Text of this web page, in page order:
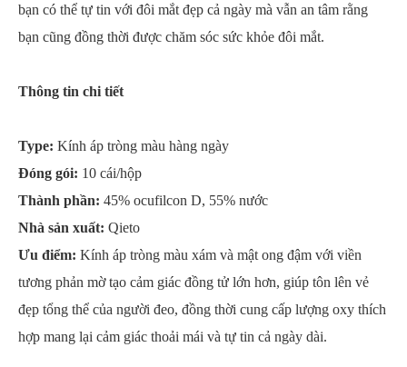
bạn có thể tự tin với đôi mắt đẹp cả ngày mà vẫn an tâm rằng
bạn cũng đồng thời được chăm sóc sức khỏe đôi mắt.
Thông tin chi tiết
Type: Kính áp tròng màu hàng ngày
Đóng gói: 10 cái/hộp
Thành phần: 45% ocufilcon D, 55% nước
Nhà sản xuất: Qieto
Ưu điểm: Kính áp tròng màu xám và mật ong đậm với viền
tương phản mờ tạo cảm giác đồng tử lớn hơn, giúp tôn lên vẻ
đẹp tổng thể của người đeo, đồng thời cung cấp lượng oxy thích
hợp mang lại cảm giác thoải mái và tự tin cả ngày dài.